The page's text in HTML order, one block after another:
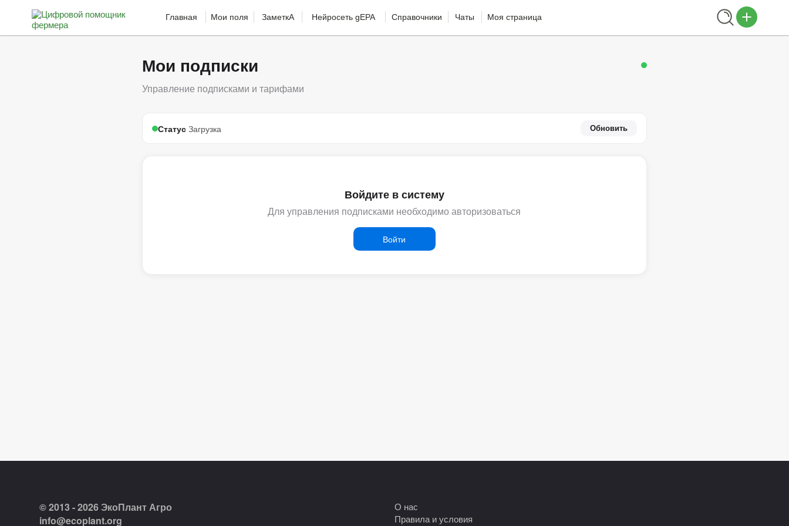
Главная Мои поля ЗаметкА Нейросеть gEPA Справочники Чаты Моя страница
Мои подписки
Управление подписками и тарифами
Статус Загрузка Обновить
Войдите в систему
Для управления подписками необходимо авторизоваться
Войти
© 2013 - 2026 ЭкоПлант Агро
info@ecoplant.org
О нас
Правила и условия